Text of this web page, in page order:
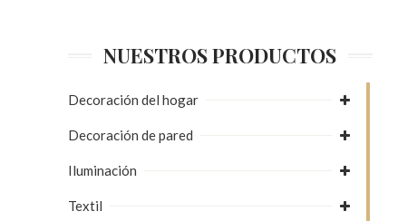
NUESTROS PRODUCTOS
Decoración del hogar
Decoración de pared
Iluminación
Textil